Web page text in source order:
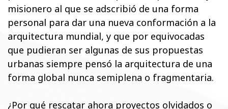
misionero al que se adscribió de una forma
personal para dar una nueva conformación a la
arquitectura mundial, y que por equivocadas
que pudieran ser algunas de sus propuestas
urbanas siempre pensó la arquitectura de una
forma global nunca semiplena o fragmentaria.
¿Por qué rescatar ahora proyectos olvidados o